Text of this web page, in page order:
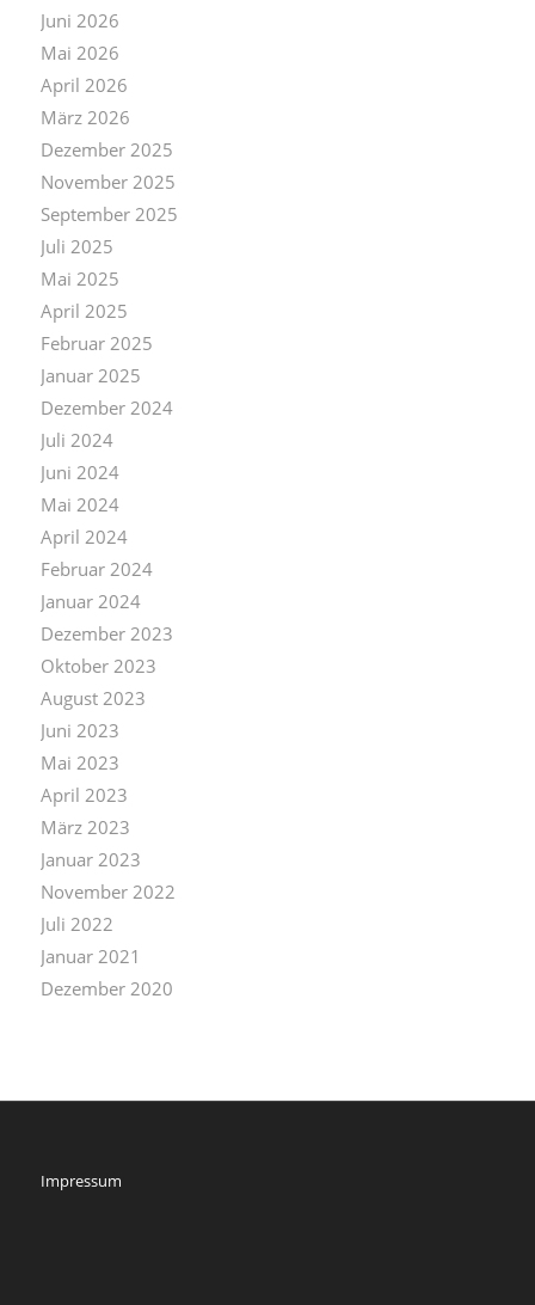
Juni 2026
Mai 2026
April 2026
März 2026
Dezember 2025
November 2025
September 2025
Juli 2025
Mai 2025
April 2025
Februar 2025
Januar 2025
Dezember 2024
Juli 2024
Juni 2024
Mai 2024
April 2024
Februar 2024
Januar 2024
Dezember 2023
Oktober 2023
August 2023
Juni 2023
Mai 2023
April 2023
März 2023
Januar 2023
November 2022
Juli 2022
Januar 2021
Dezember 2020
Impressum